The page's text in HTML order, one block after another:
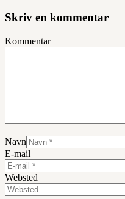
Skriv en kommentar
Kommentar
Navn
E-mail
Websted